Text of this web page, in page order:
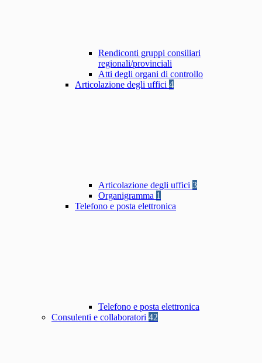
Rendiconti gruppi consiliari
regionali/provinciali
Atti degli organi di controllo
Articolazione degli uffici 4
Articolazione degli uffici 3
Organigramma 1
Telefono e posta elettronica
Telefono e posta elettronica
Consulenti e collaboratori 42